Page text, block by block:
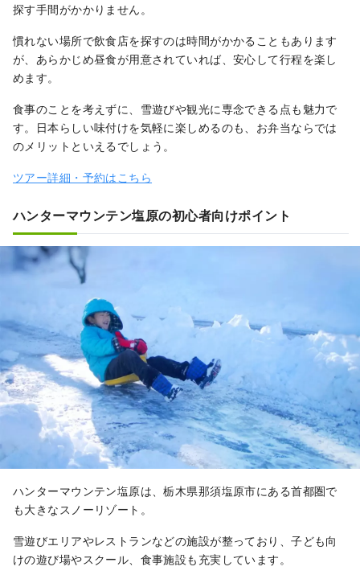
探す手間がかかりません。
慣れない場所で飲食店を探すのは時間がかかることもあります
が、あらかじめ昼食が用意されていれば、安心して行程を楽し
めます。
食事のことを考えずに、雪遊びや観光に専念できる点も魅力で
す。日本らしい味付けを気軽に楽しめるのも、お弁当ならでは
のメリットといえるでしょう。
ツアー詳細・予約はこちら
ハンターマウンテン塩原の初心者向けポイント
ハンターマウンテン塩原は、栃木県那須塩原市にある首都圏で
も大きなスノーリゾート。
雪遊びエリアやレストランなどの施設が整っており、子ども向
けの遊び場やスクール、食事施設も充実しています。